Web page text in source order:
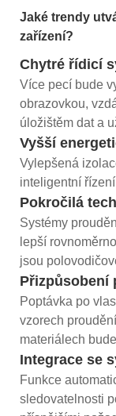
Jaké trendy
zařízení?
Chytré řídicí
Více pecí bude
obrazovkou,
úložištěm dat a
Vyšší
Vylepšená
inteligentní
Pokročilá
Systémy
lepší
jsou
Přizpůsobení
Poptávka po
vzorech
materiálech
Integrace se
Funkce
sledovatelnosti